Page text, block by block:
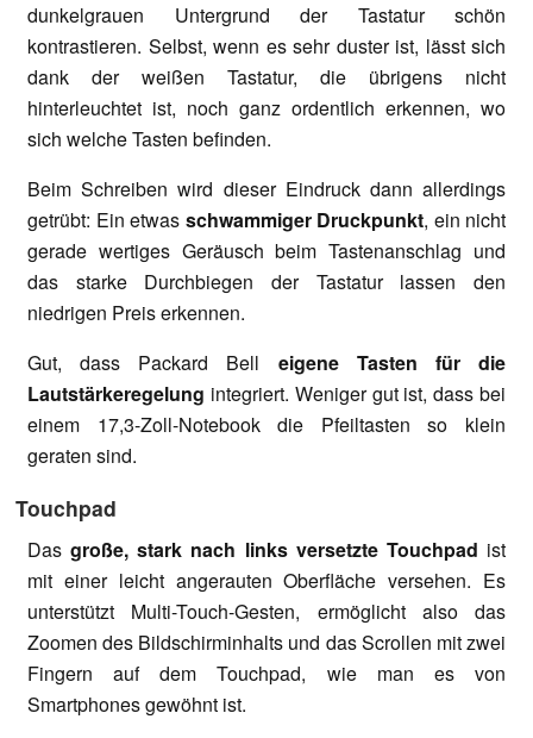
dunkelgrauen Untergrund der Tastatur schön
kontrastieren. Selbst, wenn es sehr duster ist, lässt sich
dank der weißen Tastatur, die übrigens nicht
hinterleuchtet ist, noch ganz ordentlich erkennen, wo
sich welche Tasten befinden.
Beim Schreiben wird dieser Eindruck dann allerdings
getrübt: Ein etwas schwammiger Druckpunkt, ein nicht
gerade wertiges Geräusch beim Tastenanschlag und
das starke Durchbiegen der Tastatur lassen den
niedrigen Preis erkennen.
Gut, dass Packard Bell eigene Tasten für die
Lautstärkeregelung integriert. Weniger gut ist, dass bei
einem 17,3-Zoll-Notebook die Pfeiltasten so klein
geraten sind.
Touchpad
Dasgroße, stark nach links versetzte Touchpad ist
mit einer leicht angerauten Oberfläche versehen. Es
unterstützt Multi-Touch-Gesten, ermöglicht also das
Zoomen des Bildschirminhalts und das Scrollen mit zwei
Fingern auf dem Touchpad, wie man es von
Smartphones gewöhnt ist.